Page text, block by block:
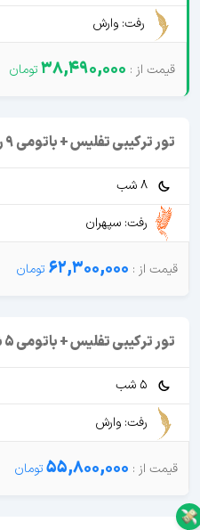
رفت: وارش
38,490,000
تور ترکیبی تفلیس + باتومی 9 روزه پرواز سپهران
8 شب
رفت: سپهران
62,300,000
تور ترکیبی تفلیس + باتومی 5 شب
5 شب
رفت: وارش
55,800,000